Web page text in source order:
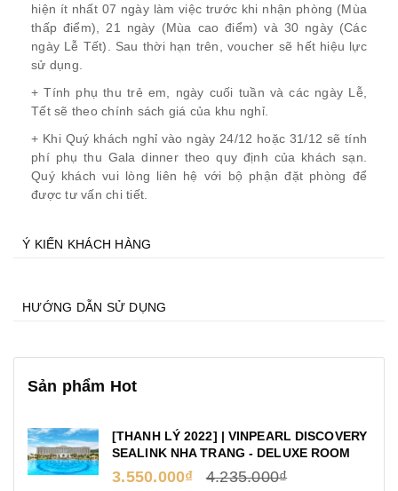
hiện ít nhất 07 ngày làm việc trước khi nhận phòng (Mùa
thấp điểm), 21 ngày (Mùa cao điểm) và 30 ngày (Các
ngày Lễ Tết). Sau thời hạn trên, voucher sẽ hết hiệu lực
sử dụng.
+ Tính phụ thu trẻ em, ngày cuối tuần và các ngày Lễ,
Tết sẽ theo chính sách giá của khu nghỉ.
+ Khi Quý khách nghỉ vào ngày 24/12 hoặc 31/12 sẽ tính
phí phụ thu Gala dinner theo quy định của khách sạn.
Quý khách vui lòng liên hệ với bộ phận đặt phòng để
được tư vấn chi tiết.
Ý KIẾN KHÁCH HÀNG
HƯỚNG DẪN SỬ DỤNG
Sản phẩm Hot
[THANH LÝ 2022] | VINPEARL DISCOVERY
SEALINK NHA TRANG - DELUXE ROOM
3.550.000₫ 4.235.000₫